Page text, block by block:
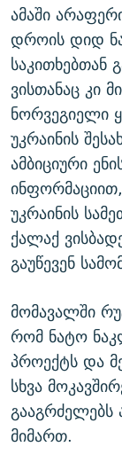
ამაში
დროის დიდ
საკითხებთან
ვისთანაც კი
ნორვეგიელი
უკრაინის
ამბიციური
უკრაინის
ქალაქ
გაუწევენ
მომავალში
რომ ნატო
პროექტს და
სხვა
გააგრძელებს
მიმართ.